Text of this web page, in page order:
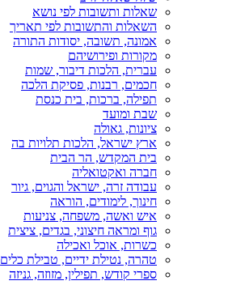
שאלות ותשובות לפי נושא
השאלות והתשובות לפי תאריך
אמונה, תשובה, יסודות התורה
מקורות ופירושיהם
עברית, הלכות דיבור, שמות
חכמים, רבנות, פסיקת הלכה
תפילה, ברכות, בית כנסת
שבת ומועד
ציונות, גאולה
ארץ ישראל, הלכות תלויות בה
בית המקדש, הר הבית
חברה ואקטואליה
עבודה זרה, ישראל והגוים, גיור
חינוך, לימודים, הוראה
איש ואשה, משפחה, צניעות
גוף ומראה חיצוני, בגדים, ציצית
כשרות, אוכל ואכילה
טהרה, נטילת ידיים, טבילת כלים
ספרי קודש, תפילין, מזוזה, גניזה